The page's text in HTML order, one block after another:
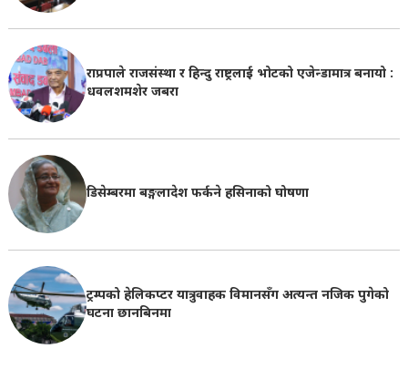
राप्रपाले राजसंस्था र हिन्दु राष्ट्रलाई भोटको एजेन्डामात्र बनायो :
धवलशमशेर जबरा
डिसेम्बरमा बङ्गलादेश फर्कने हसिनाको घोषणा
ट्रम्पको हेलिकप्टर यात्रुवाहक विमानसँग अत्यन्त नजिक पुगेको
घटना छानबिनमा